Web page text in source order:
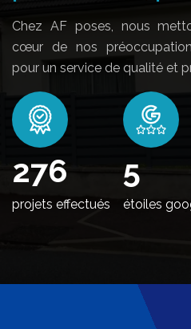
Chez AF poses, nous
cœur de nos
pour un service de qualité et
340
projets effectués
5
étoiles